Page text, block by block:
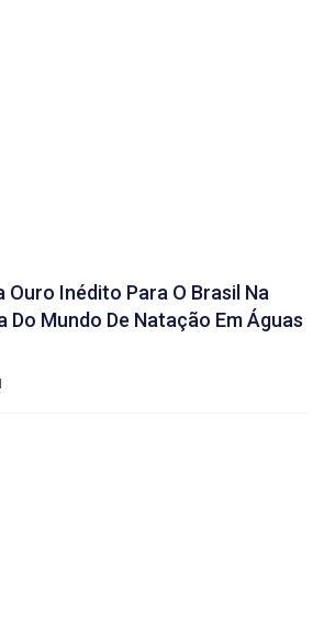
Ouro Inédito Para O Brasil Na
Do Mundo De Natação Em Águas